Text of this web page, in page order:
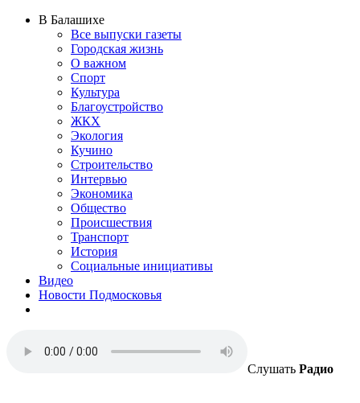
В Балашихе
Все выпуски газеты
Городская жизнь
О важном
Спорт
Культура
Благоустройство
ЖКХ
Экология
Кучино
Строительство
Интервью
Экономика
Общество
Происшествия
Транспорт
История
Социальные инициативы
Видео
Новости Подмосковья
Слушать Радио